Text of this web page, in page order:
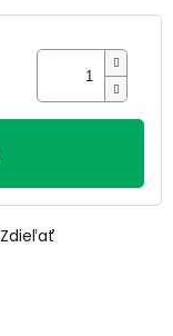
Zdieľať